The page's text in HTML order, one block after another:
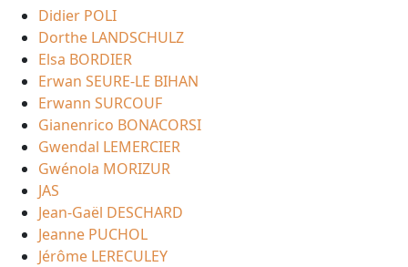
Didier POLI
Dorthe LANDSCHULZ
Elsa BORDIER
Erwan SEURE-LE BIHAN
Erwann SURCOUF
Gianenrico BONACORSI
Gwendal LEMERCIER
Gwénola MORIZUR
JAS
Jean-Gaël DESCHARD
Jeanne PUCHOL
Jérôme LERECULEY